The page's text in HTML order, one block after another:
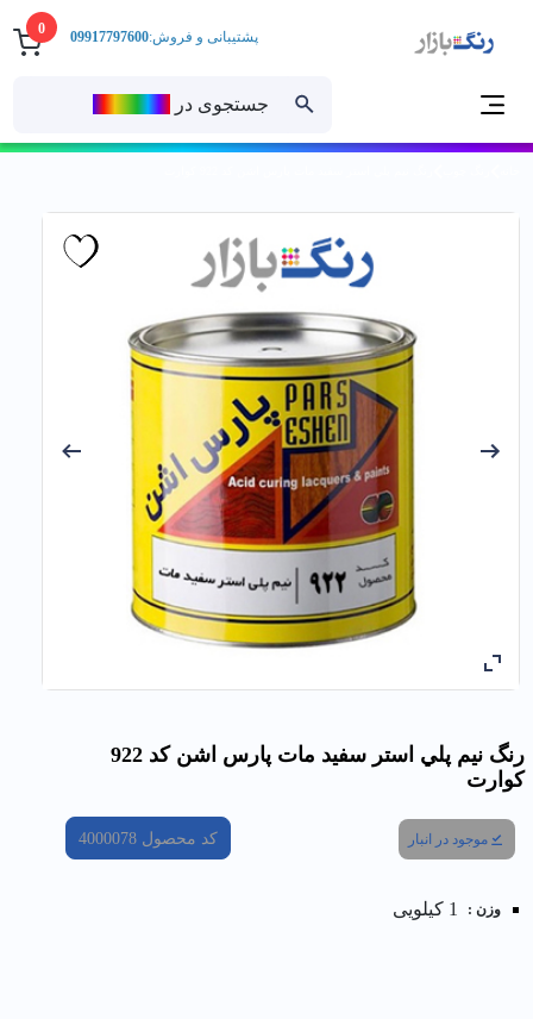
0
جستجوی در
پشتیبانی و فروش:09917797600
رنگ نيم پلي استر سفيد مات پارس اشن کد 922
كوارت
موجود در انبار کد محصول 4000078
وزن : 1 کیلویی